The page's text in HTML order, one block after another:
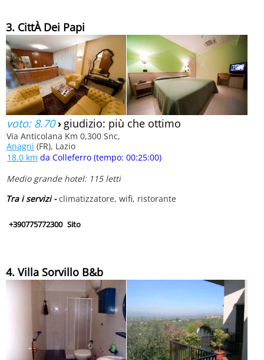
3. CittÀ Dei Papi
voto: 8.70› giudizio: più che ottimo
Via Anticolana Km 0,300 Snc,
Anagni (FR), Lazio
18.0 km da Colleferro (tempo: 00:25:00)
Medio grande hotel: 115 letti
Tra i servizi -climatizzatore, wifi, ristorante
+390775772300 Sito
4. Villa Sorvillo B&b